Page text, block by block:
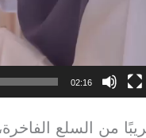
02:16
من السلع